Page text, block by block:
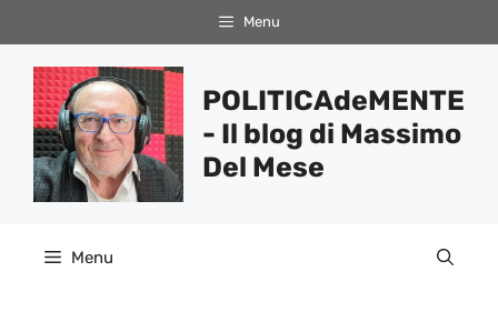
al
contenuto
Menu
POLITICAdeMENTE
- Il blog di Massimo
Del Mese
Menu